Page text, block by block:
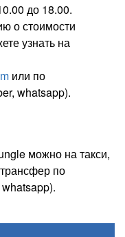
до 18.00.
о стоимости
узнать на
или по
whatsapp).
можно на такси,
по